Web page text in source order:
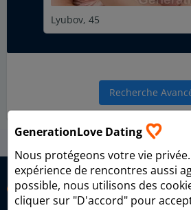
Lyubov, 45
Recherche
GenerationLove Témoignages
GenerationLove Dating
Nous protégeons votre vie
expérience de rencontres aussi
possible, nous utilisons des
cliquer sur "D'accord" pour